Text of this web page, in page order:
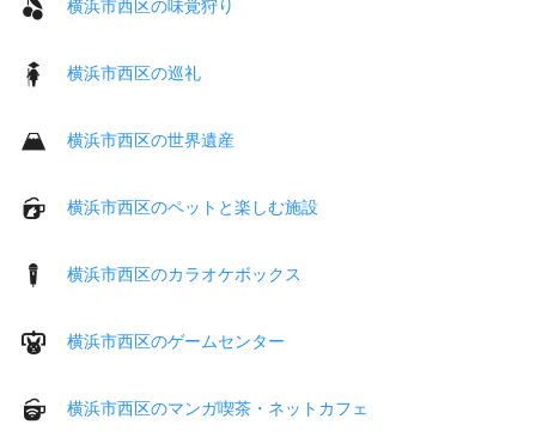
横浜市西区の味覚狩り
横浜市西区の巡礼
横浜市西区の世界遺産
横浜市西区のペットと楽しむ施設
横浜市西区のカラオケボックス
横浜市西区のゲームセンター
横浜市西区のマンガ喫茶・ネットカフェ